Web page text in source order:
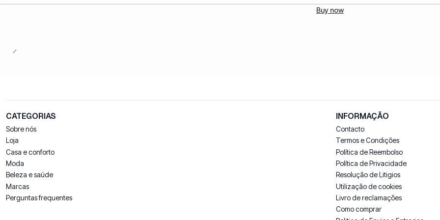
Buy now
CATEGORIAS
Sobre nós
Loja
Casa e conforto
Moda
Beleza e saúde
Marcas
Perguntas frequentes
INFORMAÇÃO
Contacto
Termos e Condições
Política de Reembolso
Política de Privacidade
Resolução de Litigios
Utilização de cookies
Livro de reclamações
Como comprar